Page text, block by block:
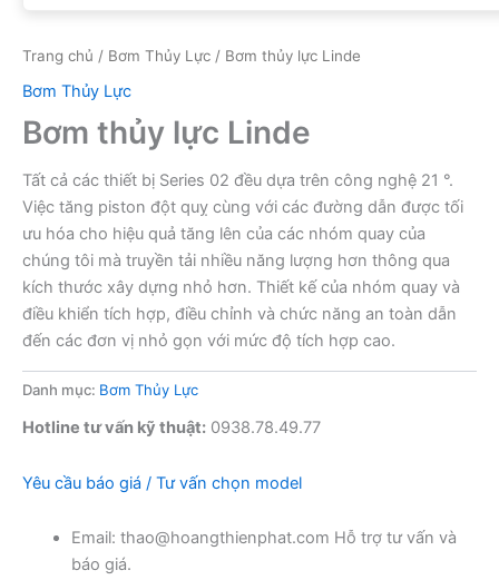
Trang chủ / Bơm Thủy Lực / Bơm thủy lực Linde
Bơm Thủy Lực
Bơm thủy lực Linde
Tất cả các thiết bị Series 02 đều dựa trên công nghệ 21 °.
Việc tăng piston đột quỵ cùng với các đường dẫn được tối
ưu hóa cho hiệu quả tăng lên của các nhóm quay của
chúng tôi mà truyền tải nhiều năng lượng hơn thông qua
kích thước xây dựng nhỏ hơn. Thiết kế của nhóm quay và
điều khiển tích hợp, điều chỉnh và chức năng an toàn dẫn
đến các đơn vị nhỏ gọn với mức độ tích hợp cao.
Danh mục: Bơm Thủy Lực
Hotline tư vấn kỹ thuật: 0938.78.49.77
Yêu cầu báo giá / Tư vấn chọn model
Email: thao@hoangthienphat.com Hỗ trợ tư vấn và
báo giá.